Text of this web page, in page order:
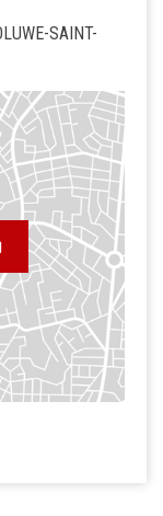
SAINT-